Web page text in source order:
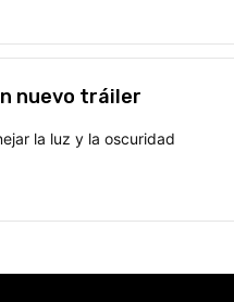
nuevo tráiler
la luz y la oscuridad